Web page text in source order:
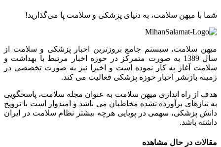
شما با میهن سلامت، به دنیای پزشکی و سلامت پا می‌گذارید!
میهن سلامت، سیستم جامع بروزترین اخبار پزشکی و سلامت از
سال 1389 به صورت متمرکز در حوزه اخبار مرتبط با بهداشت و
سلامت آغاز به کار نموده است و اخیرا نیز به صورت تخصصی در
زمینه بازنشر اخبار حوزه پزشکی فعالیت می کند.
هدف از راه اندازی میهن سلامت به عنوان مجله سلامت، پاسخگویی
به نیازهای برآورده نشده مخاطبان می باشد و امیدوار است با ترویج
دانش پزشکی، سهمی در پویایی هرچه بیشتر نظام سلامت در ایران
داشته باشد.
مقالات در حال مشاهده